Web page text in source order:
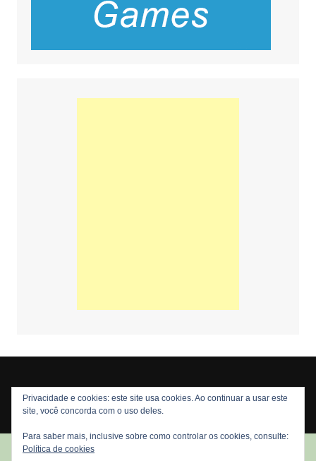
Copyright © 2026 Nós Nerds. Todos os direitos reservados
Privacidade e cookies: este site usa cookies. Ao continuar a usar este
site, você concorda com o uso deles.
Para saber mais, inclusive sobre como controlar os cookies, consulte:
Política de cookies